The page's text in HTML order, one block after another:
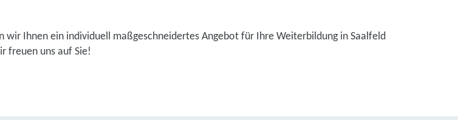
Ihnen ein individuell maßgeschneidertes Angebot für Ihre Weiterbildung in Saalfeld
freuen uns auf Sie!